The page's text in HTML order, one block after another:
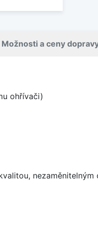
Možnosti a ceny
ohřívači)